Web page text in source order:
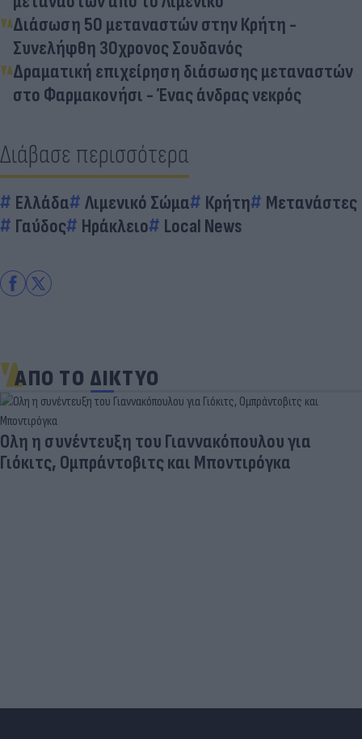
Διάσωση 50 μεταναστών στην Κρήτη -
Συνελήφθη 30χρονος Σουδανός
Δραματική επιχείρηση διάσωσης μεταναστών
στο Φαρμακονήσι - Ένας άνδρας νεκρός
Διάβασε περισσότερα
Ελλάδα Λιμενικό Σώμα Κρήτη
Μετανάστες
Γαύδος
Ηράκλειο Local News
ΑΠΟ ΤΟ ΔΙΚΤΥΟ
για